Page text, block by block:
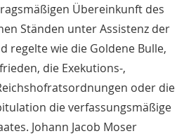
Übereinkunft des
Ständen unter Assistenz der
regelte wie die Goldene Bulle,
die Exekutions-,
oder die
die verfassungsmäßige
Johann Jacob Moser